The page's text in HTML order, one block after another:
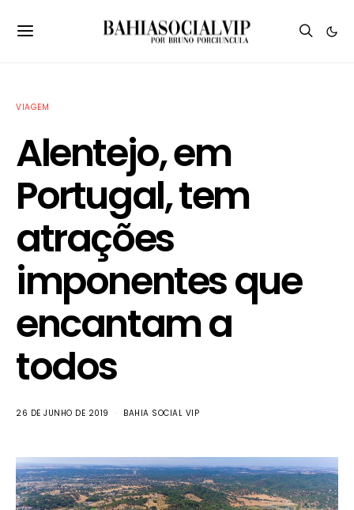
VIAGEM
Alentejo, em
Portugal, tem
atrações
imponentes que
encantam a
todos
26 DE JUNHO DE 2019 BAHIA SOCIAL VIP